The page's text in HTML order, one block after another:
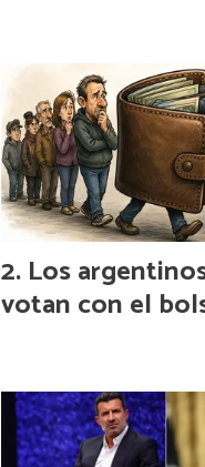
Los
votan con el